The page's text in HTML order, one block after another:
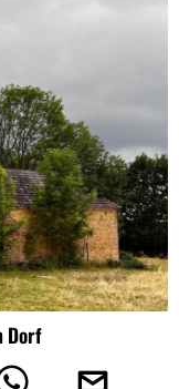
Dorf